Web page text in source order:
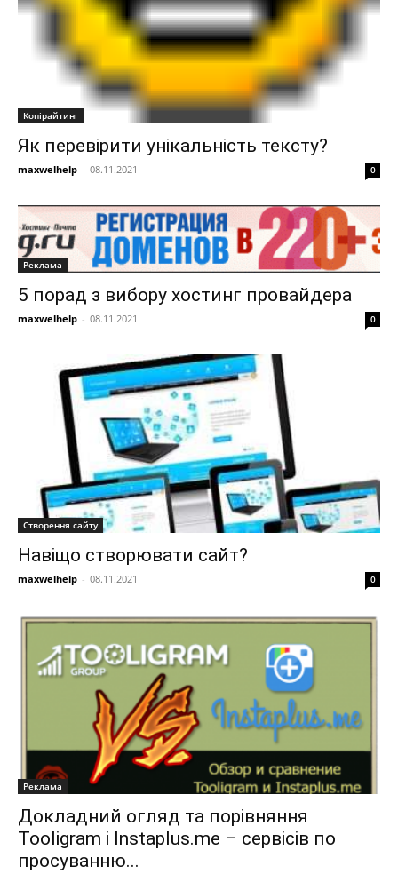
Копірайтинг
Як перевірити унікальність тексту?
maxwelhelp - 08.11.2021 0
Реклама
5 порад з вибору хостинг провайдера
maxwelhelp - 08.11.2021 0
Створення сайту
Навіщо створювати сайт?
maxwelhelp - 08.11.2021 0
Реклама
Докладний огляд та порівняння
Tooligram і Instaplus.me – сервісів по
просуванню...